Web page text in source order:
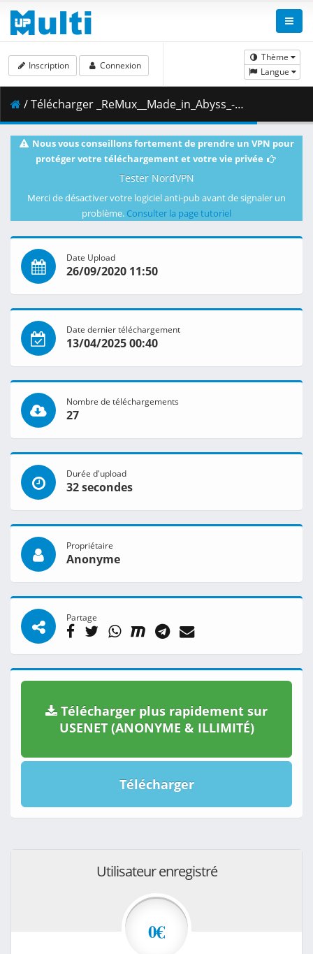
Thème
Langue
Inscription Connexion
/ Télécharger _ReMux__Made_in_Abyss_-_Dawn_of_the_Deep_Soul_BD__1080p__HEVC__FLAC5.1_.mkv.009 ( 447.54 MB )
Nous vous conseillons fortement de prendre un VPN pour
protéger votre téléchargement et votre vie privée
Tester NordVPN
Merci de désactiver votre logiciel anti-pub avant de signaler un
problème. Consulter la page tutoriel
Date Upload
26/09/2020 11:50
Date dernier téléchargement
13/04/2025 00:40
Nombre de téléchargements
27
Durée d'upload
32 secondes
Propriétaire
Anonyme
Partage
Télécharger plus rapidement sur
USENET (ANONYME & ILLIMITÉ)
Télécharger
Utilisateur enregistré
0€